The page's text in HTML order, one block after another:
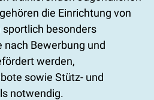
die Einrichtung von
besonders
Bewerbung und
werden,
sowie Stütz- und
notwendig.